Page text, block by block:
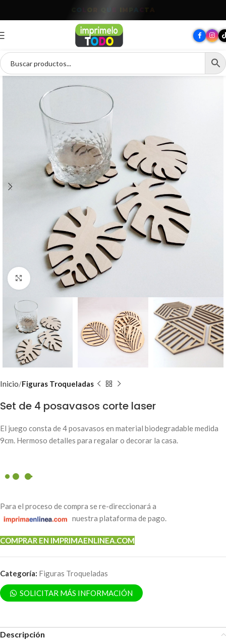
Clic para ampliar
Inicio Figuras Troqueladas
Set de 4 posavasos corte laser
El juego consta de 4 posavasos en material biodegradable medida
9cm. Hermoso detalles para regalar o decorar la casa.
Para el proceso de compra se re-direccionará a
nuestra plataforma de pago.
COMPRAR EN IMPRIMAENLINEA.COM
Categoría: Figuras Troqueladas
SOLICITAR MÁS INFORMACIÓN
Descripción